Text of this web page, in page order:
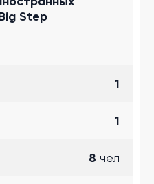
Step
1
1
8 чел